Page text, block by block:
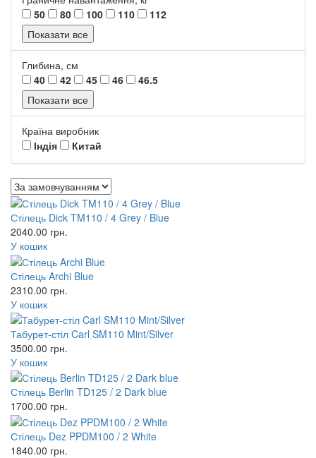
50
80 100 110
112
Показати все
Глибина, см
40
42 45 46
46.5
Показати все
Країна виробник
Індія
Китай
Стілець Dick TM110 / 4 Grey / Blue
2040.00 грн.
У кошик
Стілець Archi Blue
2310.00 грн.
У кошик
Табурет-стіл Carl SM110 Mint/Silver
3500.00 грн.
У кошик
Стілець Berlin TD125 / 2 Dark blue
1700.00 грн.
Стілець Dez PPDM100 / 2 White
1840.00 грн.